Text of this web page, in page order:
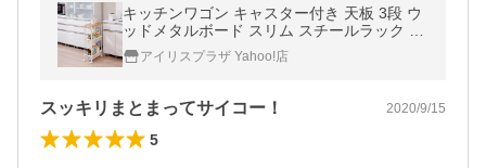
キッチンワゴン キャスター付き 天板 3段 ウ
ッドメタルボード スリム スチールラック ア
イリスオーヤマ 隙間収納 ワゴン MKW-WT3
S キッチン ランドリー
アイリスプラザ Yahoo!店
スッキリまとまってサイコー！ 2020/9/15
5